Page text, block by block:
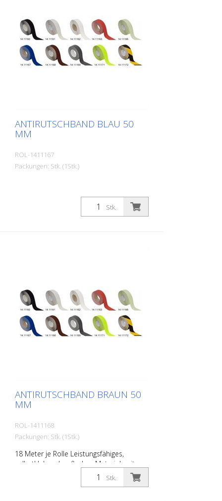
ANTIRUTSCHBAND BLAU 50
MM
ROL-1411167
Packungen: Stk. (1Stk.)
Stk.
ANTIRUTSCHBAND BRAUN 50
MM
ROL-1411168
Packungen: Stk. (1Stk.)
18 Meter je Rolle Leistungsfähiges,
selbstklebendes, flaches Material, mit
höchster Griffigkeit und exzellenter
Formanpassung. Ideal zur Verlegung auf
Stk.